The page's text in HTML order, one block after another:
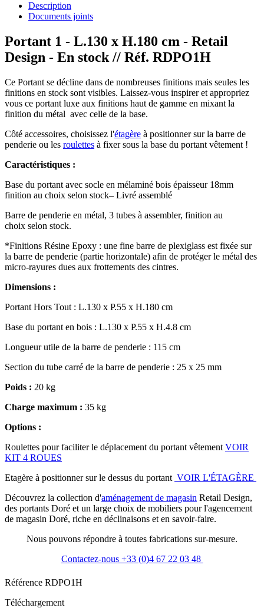
Description
Documents joints
Portant 1 - L.130 x H.180 cm - Retail
Design - En stock// Réf. RDPO1H
Ce Portant se décline dans de nombreuses finitions mais seules les
finitions en stock sont visibles. Laissez-vous inspirer et appropriez
vous ce portant luxe aux finitions haut de gamme en mixant la
finition du métal avec celle de la base.
Côté accessoires, choisissez l'étagère à positionner sur la barre de
penderie ou les roulettes à fixer sous la base du portant vêtement !
Caractéristiques :
Base du portant avec socle en mélaminé bois épaisseur 18mm
finition au choix selon stock– Livré assemblé
Barre de penderie en métal, 3 tubes à assembler, finition au
choix selon stock.
*Finitions Résine Epoxy : une fine barre de plexiglass est fixée sur
la barre de penderie (partie horizontale) afin de protéger le métal des
micro-rayures dues aux frottements des cintres.
Dimensions :
Portant Hors Tout : L.130 x P.55 x H.180 cm
Base du portant en bois : L.130 x P.55 x H.4.8 cm
Longueur utile de la barre de penderie : 115 cm
Section du tube carré de la barre de penderie : 25 x 25 mm
Poids : 20 kg
Charge maximum : 35 kg
Options :
Roulettes pour faciliter le déplacement du portant vêtement VOIR
KIT 4 ROUES
Etagère à positionner sur le dessus du portant VOIR L'ÉTAGÈRE
Découvrez la collection d'aménagement de magasin Retail Design,
des portants Doré et un large choix de mobiliers pour l'agencement
de magasin Doré, riche en déclinaisons et en savoir-faire.
Nous pouvons répondre à toutes fabrications sur-mesure.
Contactez-nous +33 (0)4 67 22 03 48
Référence RDPO1H
Téléchargement